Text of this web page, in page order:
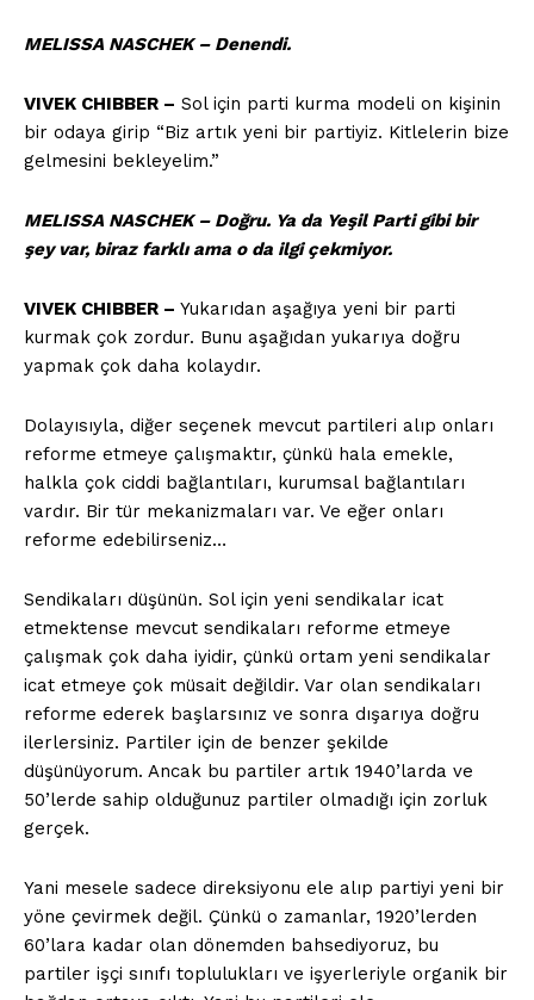
MELISSA NASCHEK – Denendi.
VIVEK CHIBBER – Sol için parti kurma modeli on kişinin
bir odaya girip “Biz artık yeni bir partiyiz. Kitlelerin bize
gelmesini bekleyelim.”
MELISSA NASCHEK – Doğru. Ya da Yeşil Parti gibi bir
şey var, biraz farklı ama o da ilgi çekmiyor.
VIVEK CHIBBER – Yukarıdan aşağıya yeni bir parti
kurmak çok zordur. Bunu aşağıdan yukarıya doğru
yapmak çok daha kolaydır.
Dolayısıyla, diğer seçenek mevcut partileri alıp onları
reforme etmeye çalışmaktır, çünkü hala emekle,
halkla çok ciddi bağlantıları, kurumsal bağlantıları
vardır. Bir tür mekanizmaları var. Ve eğer onları
reforme edebilirseniz…
Sendikaları düşünün. Sol için yeni sendikalar icat
etmektense mevcut sendikaları reforme etmeye
çalışmak çok daha iyidir, çünkü ortam yeni sendikalar
icat etmeye çok müsait değildir. Var olan sendikaları
reforme ederek başlarsınız ve sonra dışarıya doğru
ilerlersiniz. Partiler için de benzer şekilde
düşünüyorum. Ancak bu partiler artık 1940’larda ve
50’lerde sahip olduğunuz partiler olmadığı için zorluk
gerçek.
Yani mesele sadece direksiyonu ele alıp partiyi yeni bir
yöne çevirmek değil. Çünkü o zamanlar, 1920’lerden
60’lara kadar olan dönemden bahsediyoruz, bu
partiler işçi sınıfı toplulukları ve işyerleriyle organik bir